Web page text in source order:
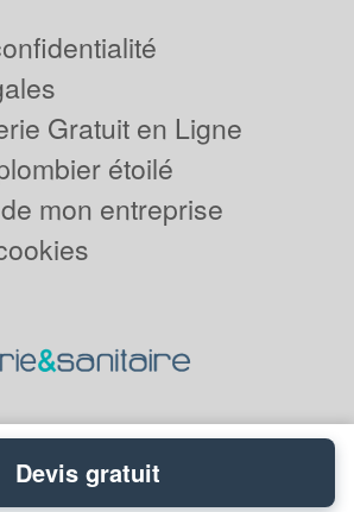
Gratuit en Ligne
étoilé
mon entreprise
byPlus que pro
Devis gratuit